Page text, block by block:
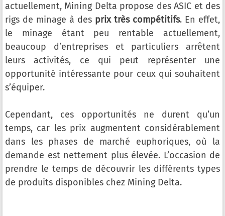
actuellement, Mining Delta propose des ASIC et des
rigs de minage à des prix très compétitifs. En effet,
le minage étant peu rentable actuellement,
beaucoup d’entreprises et particuliers arrêtent
leurs activités, ce qui peut représenter une
opportunité intéressante pour ceux qui souhaitent
s’équiper.
Cependant, ces opportunités ne durent qu’un
temps, car les prix augmentent considérablement
dans les phases de marché euphoriques, où la
demande est nettement plus élevée. L’occasion de
prendre le temps de découvrir les différents types
de produits disponibles chez Mining Delta.